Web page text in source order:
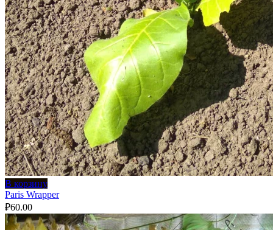
В корзину
Paris Wrapper
₽60.00